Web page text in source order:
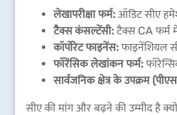
लेखापरीक्षा फर्म: ऑडिट सीए
टैक्स कंसल्टेंसी:टैक्स CA फर्म
कॉर्पोरेट फाइनेंस:फाइनेंशियल
फॉरेंसिक लेखांकन फर्म:
सार्वजनिक क्षेत्र के उपक्रम
सीए की मांग और बढ़ने की उम्मीद है